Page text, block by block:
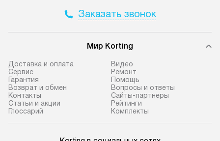
Заказать звонок
Мир Korting
Доставка и оплата
Сервис
Гарантия
Возврат и обмен
Контакты
Статьи и акции
Глоссарий
Видео
Ремонт
Помощь
Вопросы и ответы
Сайты-партнеры
Рейтинги
Комплекты